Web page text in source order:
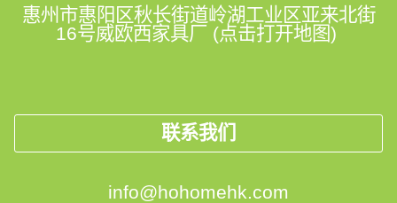
惠州市惠阳区秋长街道岭湖工业区亚来北街
16号威欧西家具厂 (点击打开地图)
联系我们
info@hohomehk.com